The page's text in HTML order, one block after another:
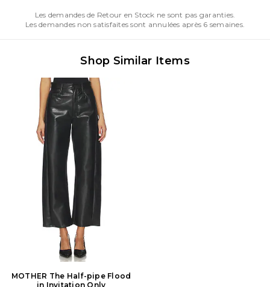
Les demandes de Retour en Stock ne sont pas garanties.
Les demandes non satisfaites sont annulées après 6 semaines.
Shop Similar Items
MOTHER The Half-pipe Flood
in Invitation Only